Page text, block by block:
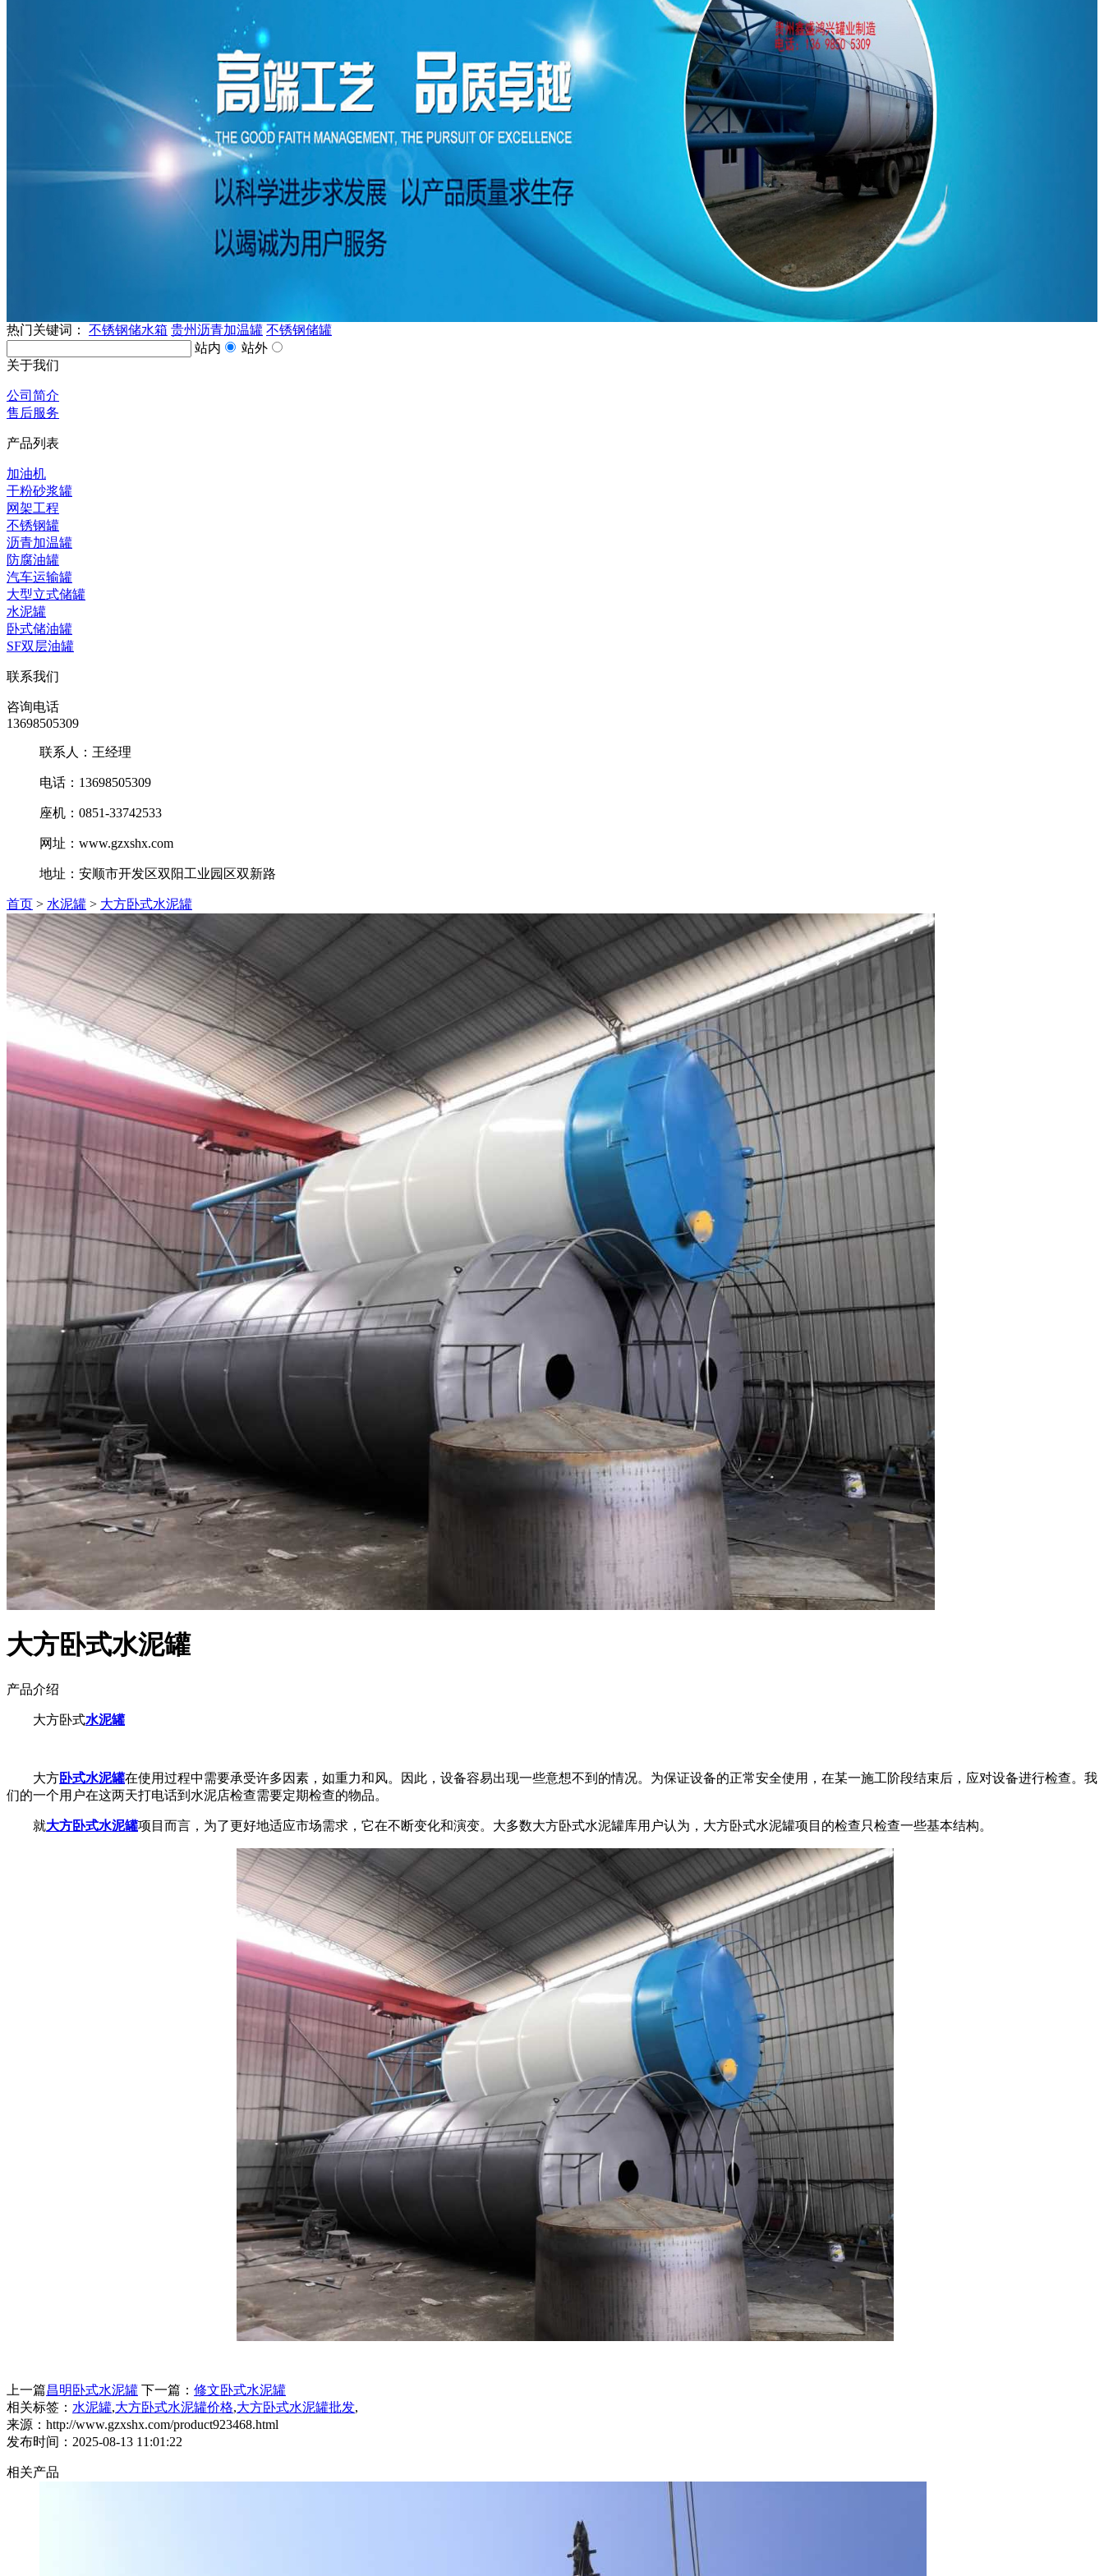
热门关键词： 不锈钢储水箱 贵州沥青加温罐 不锈钢储罐
站内
站外
关于我们
公司简介
售后服务
产品列表
加油机
干粉砂浆罐
网架工程
不锈钢罐
沥青加温罐
防腐油罐
汽车运输罐
大型立式储罐
水泥罐
卧式储油罐
SF双层油罐
联系我们
咨询电话
13698505309
联系人：王经理
电话：13698505309
座机：0851-33742533
网址：www.gzxshx.com
地址：安顺市开发区双阳工业园区双新路
首页 > 水泥罐 > 大方卧式水泥罐
大方卧式水泥罐
产品介绍
大方卧式水泥罐
大方卧式水泥罐在使用过程中需要承受许多因素，如重力和风。因此，设备容易出现一些意想不到的情况。为保证设备的正常安全使用，在某一施工阶段结束后，应对设备进行检查。我
们的一个用户在这两天打电话到水泥店检查需要定期检查的物品。
就大方卧式水泥罐项目而言，为了更好地适应市场需求，它在不断变化和演变。大多数大方卧式水泥罐库用户认为，大方卧式水泥罐项目的检查只检查一些基本结构。
上一篇昌明卧式水泥罐 下一篇： 修文卧式水泥罐
相关标签： 水泥罐,大方卧式水泥罐价格,大方卧式水泥罐批发,
来源：http://www.gzxshx.com/product923468.html
发布时间：2025-08-13 11:01:22
相关产品